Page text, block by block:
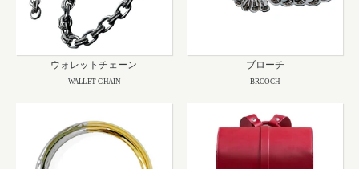
ウォレットチェーン
WALLET CHAIN
ブローチ
BROOCH